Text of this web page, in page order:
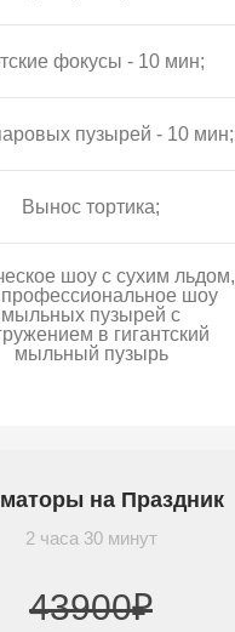
фокусы - 10 мин;
пузырей - 10 мин;
Вынос тортика;
шоу с сухим льдом,
шоу
мыльных пузырей с
в гигантский
мыльный пузырь
на Праздник
2 часа 30 минут
43900₽